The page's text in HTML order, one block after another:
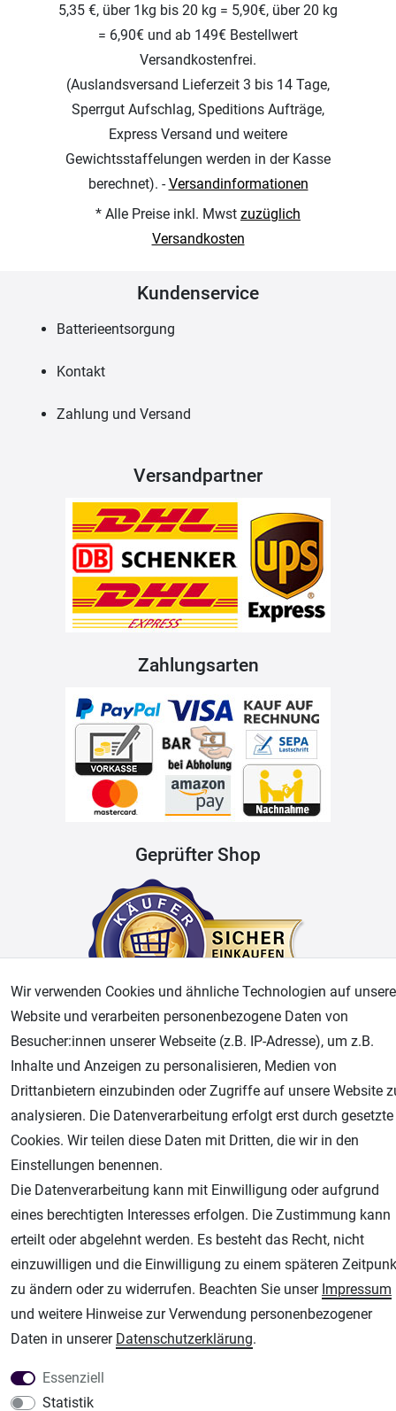
5,35 €, über 1kg bis 20 kg = 5,90€, über 20 kg
= 6,90€ und ab 149€ Bestellwert
Versandkostenfrei.
(Auslandsversand Lieferzeit 3 bis 14 Tage,
Sperrgut Aufschlag, Speditions Aufträge,
Express Versand und weitere
Gewichtsstaffelungen werden in der Kasse
berechnet). -Versandinformationen
* Alle Preise inkl. Mwst zuzüglich
Versandkosten
Kundenservice
Batterieentsorgung
Kontakt
Zahlung und Versand
Versandpartner
Zahlungsarten
Geprüfter Shop
Datenschutz Impressum
Unsere weiteren Shops:
Airbrush-City
Fachhandel für: Airbrushpistolen, Kompressoren, Airbrushfarben
Modellbau-City
Modellbau Shop
Plotter-City
Schneideplotter, Transferpressen, Siebdruck und Plotterfolien
Im Shop Kaufen
Küchen Zubehör - Haus/Garten - Tierbedarf
Wir verwenden Cookies und ähnliche Technologien auf
Website und verarbeiten personenbezogene Daten von
Besucher:innen unserer Webseite (z.B. IP-Adresse), um z.B.
Inhalte und Anzeigen zu personalisieren, Medien von
Drittanbietern einzubinden oder Zugriffe auf unsere Website
analysieren. Die Datenverarbeitung erfolgt erst durch gesetzte
Cookies. Wir teilen diese Daten mit Dritten, die wir in den
Einstellungen benennen.
Die Datenverarbeitung kann mit Einwilligung oder aufgrund
eines berechtigten Interesses erfolgen. Die Zustimmung kann
erteilt oder abgelehnt werden. Es besteht das Recht, nicht
einzuwilligen und die Einwilligung zu einem späteren
zu ändern oder zu widerrufen. Beachten Sie unser Impressum
und weitere Hinweise zur Verwendung personenbezogener
Daten in unserer Daten­schutz­erklärung.
Essenziell
Statistik